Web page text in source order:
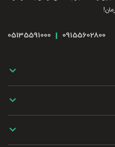
09155602800
05135591000